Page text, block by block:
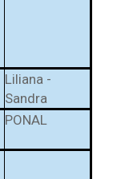
Liliana -
Sandra
PONAL